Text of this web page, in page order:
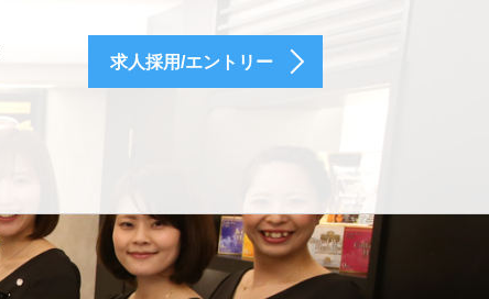
求人採用/エントリー